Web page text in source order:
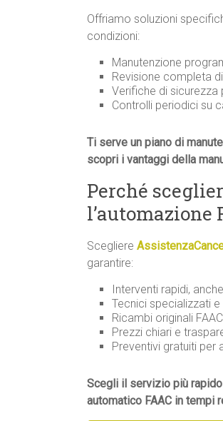
Offriamo soluzioni
condizioni:
Manutenzione
Revisione completa
Verifiche di sicurezza
Controlli periodici su
Ti serve un piano di
scopri i vantaggi della
Perché
l’automazione
Scegliere
garantire:
Interventi rapidi,
Tecnici specializzati
Ricambi originali
Prezzi chiari e
Preventivi gratuiti per
Scegli il servizio più
automatico FAAC in tempi